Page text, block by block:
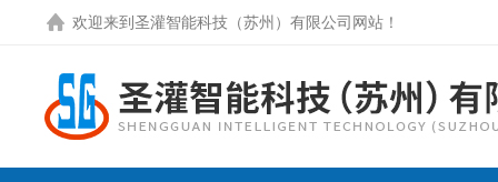
欢迎来到圣灌智能科技（苏州）有限公司网站！